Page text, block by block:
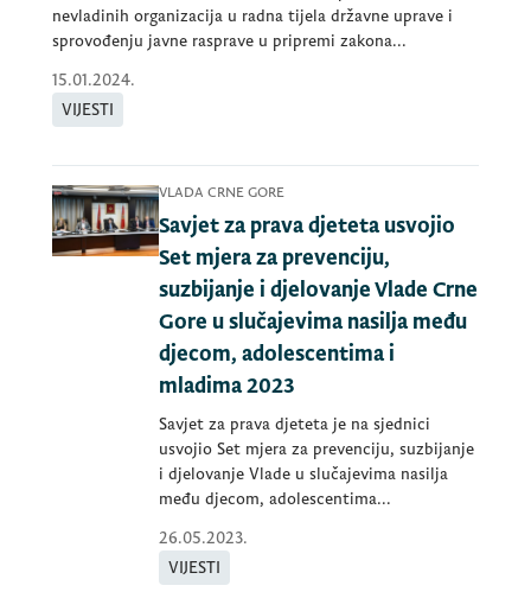
nevladinih organizacija u radna tijela državne uprave i
sprovođenju javne rasprave u pripremi zakona...
15.01.2024.
VIJESTI
VLADA CRNE GORE
Savjet za prava djeteta usvojio
Set mjera za prevenciju,
suzbijanje i djelovanje Vlade Crne
Gore u slučajevima nasilja među
djecom, adolescentima i
mladima 2023
Savjet za prava djeteta je na sjednici
usvojio Set mjera za prevenciju, suzbijanje
i djelovanje Vlade u slučajevima nasilja
među djecom, adolescentima...
26.05.2023.
VIJESTI